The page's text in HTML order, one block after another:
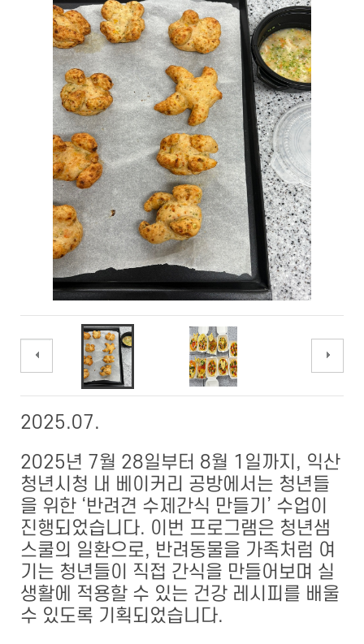
2025.07.
2025년 7월 28일부터 8월 1일까지, 익산
청년시청 내 베이커리 공방에서는 청년들
을 위한 ‘반려견 수제간식 만들기’ 수업이
진행되었습니다. 이번 프로그램은 청년샘
스쿨의 일환으로, 반려동물을 가족처럼 여
기는 청년들이 직접 간식을 만들어보며 실
생활에 적용할 수 있는 건강 레시피를 배울
수 있도록 기획되었습니다.